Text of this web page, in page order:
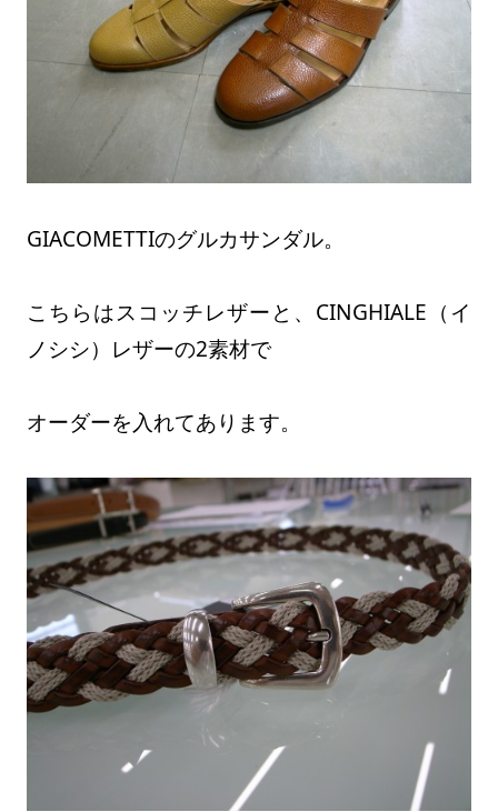
GIACOMETTIのグルカサンダル。
こちらはスコッチレザーと、CINGHIALE（イ
ノシシ）レザーの2素材で
オーダーを入れてあります。